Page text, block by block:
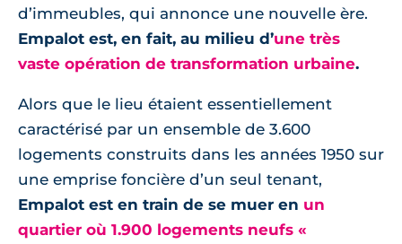
d’immeubles, qui annonce une nouvelle ère.
Empalot est, en fait, au milieu d’une très
vaste opération de transformation urbaine.
Alors que le lieu étaient essentiellement
caractérisé par un ensemble de 3.600
logements construits dans les années 1950 sur
une emprise foncière d’un seul tenant,
Empalot est en train de se muer en un
quartier où 1.900 logements neufs «